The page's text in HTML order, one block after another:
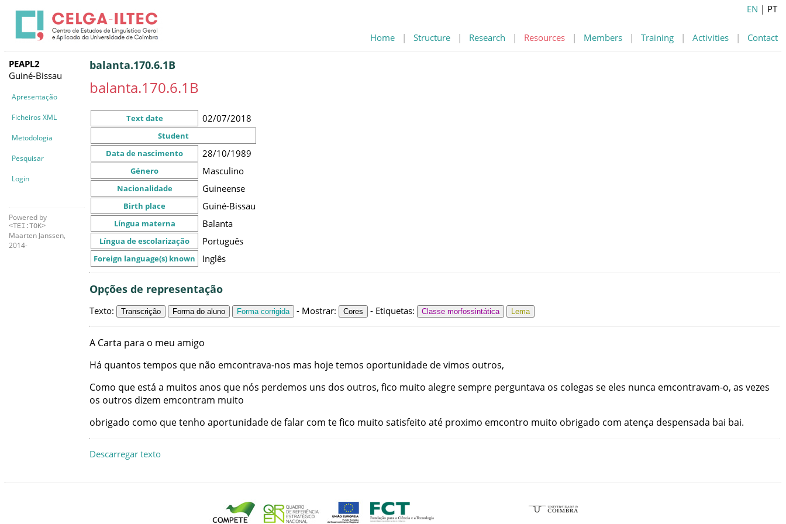
Home | Structure | Research | Resources | Members | Training | Activities | Contact
EN | PT
PEAPL2
Guiné-Bissau
Apresentação
Ficheiros XML
Metodologia
Pesquisar
Login
Powered by
<TEI:TOK>
Maarten Janssen,
2014-
balanta.170.6.1B
balanta.170.6.1B
Text date 02/07/2018
Student
Data de nascimento
28/10/1989
Género Masculino
Nacionalidade Guineense
Birth place Guiné-Bissau
Língua materna Balanta
Língua de escolarização Português
Foreign language(s) known Inglês
Opções de representação
Texto: Transcrição Forma do aluno Forma corrigida - Mostrar: Cores - Etiquetas: Classe morfossintática Lema
A Carta para o meu amigo
Há quantos tempos que não emcontrava-nos mas hojetemos oportunidade devimos outros,
Como que está a muitos anos que nós perdemos uns dos outros, fico muito alegresempre perguntava os colegas se eles nunca emcontravam-o, as vezes
os outros dizem emcontram muito
obrigado como quetenho aportunidade defalar com tefico muito satisfeito até proximo emcontro muito obrigado com atença despensada bai bai.
Descarregar texto